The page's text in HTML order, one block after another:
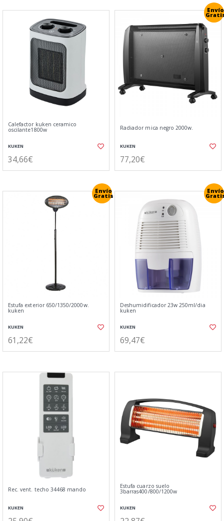
Calefactor kuken ceramico
oscilante1800w
KUKEN
34,66€
Envío
Radiador mica negro 2000w.
KUKEN
77,20€
Envío
Gratis
Estufa exterior 650/1350/2000w.
kuken
KUKEN
61,22€
Envío
Deshumidificador 23w 250ml/dia
kuken
KUKEN
69,47€
Rec. vent. techo 34468 mando
KUKEN
Estufa cuarzo suelo
3barras400/800/1200w
KUKEN